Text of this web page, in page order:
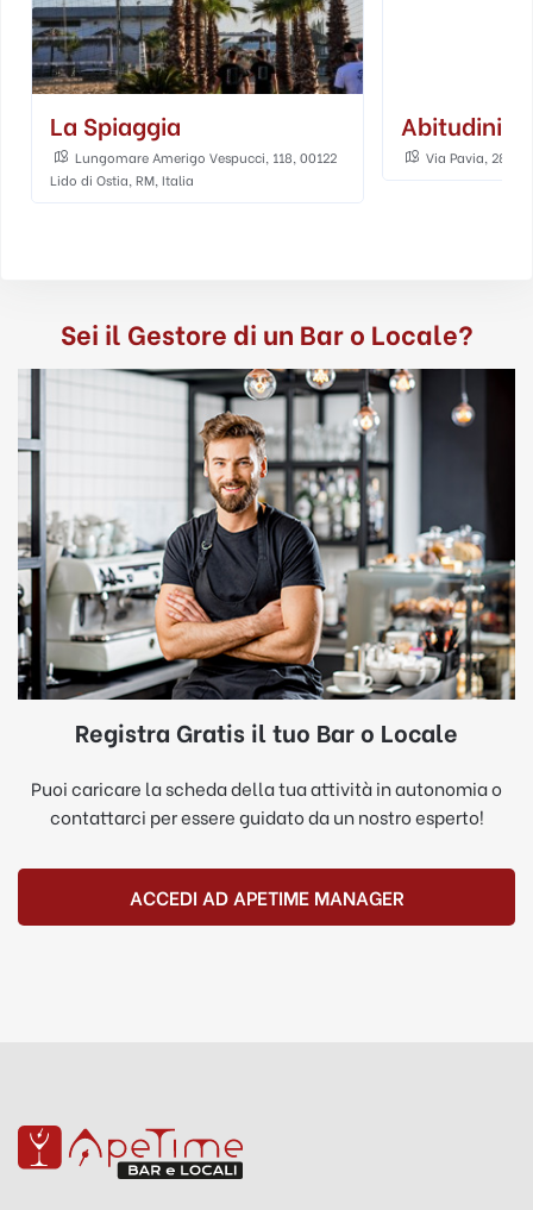
La Spiaggia
Lungomare Amerigo Vespucci, 118, 00122
Lido di Ostia, RM, Italia
Abitudini E
Via Pavia, 28,
Sei il Gestore di un Bar o Locale?
Registra Gratis il tuo Bar o Locale
Puoi caricare la scheda della tua attività in autonomia o
contattarci per essere guidato da un nostro esperto!
ACCEDI AD APETIME MANAGER